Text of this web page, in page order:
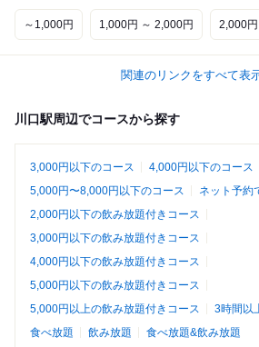
～1,000円 1,000円 ～ 2,000円 2,000円
関連のリンクをすべて表
川口駅周辺でコースから探す
3,000円以下のコース
4,000円以下のコース
5,000円〜8,000円以下のコース
ネット予約
2,000円以下の飲み放題付きコース
3,000円以下の飲み放題付きコース
4,000円以下の飲み放題付きコース
5,000円以下の飲み放題付きコース
5,000円以上の飲み放題付きコース
3時間以
食べ放題
飲み放題 食べ放題&飲み放題